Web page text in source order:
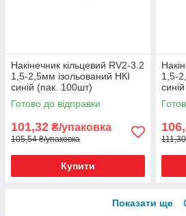
Накінечник кільцевий RV2-3.2
1,5-2,5мм ізольований НКІ
синій (пак. 100шт)
Готово до відправки
101,32 ₴/упаковка
105,54 ₴/упаковка
Купити
1,5-
Показати ще